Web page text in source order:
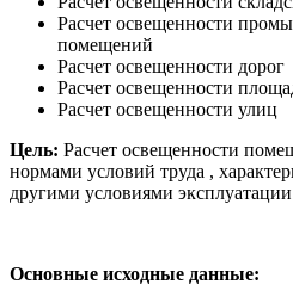
Расчет освещенности
помещений
Расчет освещенности дорог
Расчет освещенности
Расчет освещенности улиц
Цель: Расчет освещенности
нормами условий труда ,
другими условиями
Основные исходные данные: